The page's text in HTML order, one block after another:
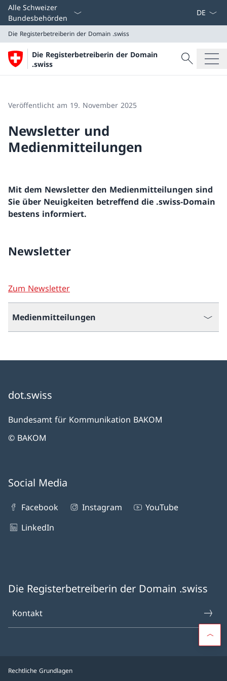
Alle Schweizer
Bundesbehörden
Die Registerbetreiberin der Domain .swiss
Die Registerbetreiberin der Domain
.swiss
Suche
Suche
Veröffentlicht am 19. November 2025
Newsletter und
Medienmitteilungen
Mit dem Newsletter den Medienmitteilungen sind
Sie über Neuigkeiten betreffend die .swiss-Domain
bestens informiert.
Newsletter
Zum Newsletter
Medienmitteilungen
dot.swiss
Bundesamt für Kommunikation BAKOM
© BAKOM
Social Media
Facebook Instagram
YouTube
LinkedIn
Die Registerbetreiberin der Domain .swiss
Kontakt
Rechtliche Grundlagen